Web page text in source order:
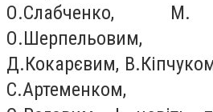
О.Слабченко, М.
О.Шерпельовим,
Д.Кокарєвим,
С.Артеменком,